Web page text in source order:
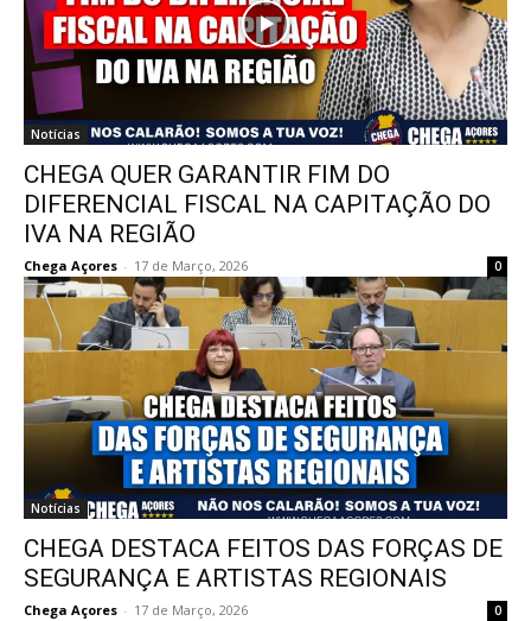
Notícias
CHEGA QUER GARANTIR FIM DO
DIFERENCIAL FISCAL NA CAPITAÇÃO DO
IVA NA REGIÃO
Chega Açores - 17 de Março, 2026 0
Notícias
CHEGA DESTACA FEITOS DAS FORÇAS DE
SEGURANÇA E ARTISTAS REGIONAIS
Chega Açores - 17 de Março, 2026 0